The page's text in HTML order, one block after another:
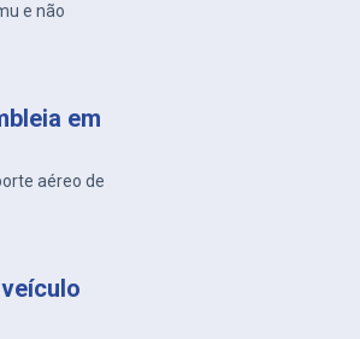
e não
em
aéreo de